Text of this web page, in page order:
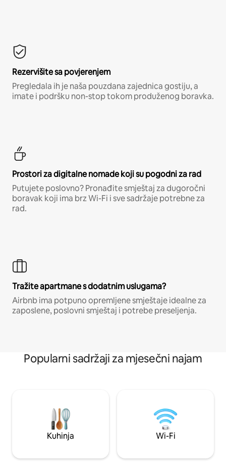
Rezervišite sa povjerenjem
Pregledala ih je naša pouzdana zajednica gostiju, a
imate i podršku non-stop tokom produženog boravka.
Prostori za digitalne nomade koji su pogodni za rad
Putujete poslovno? Pronađite smještaj za dugoročni
boravak koji ima brz Wi-Fi i sve sadržaje potrebne za
rad.
Tražite apartmane s dodatnim uslugama?
Airbnb ima potpuno opremljene smještaje idealne za
zaposlene, poslovni smještaj i potrebe preseljenja.
Popularni sadržaji za mjesečni najam
Kuhinja Wi-Fi